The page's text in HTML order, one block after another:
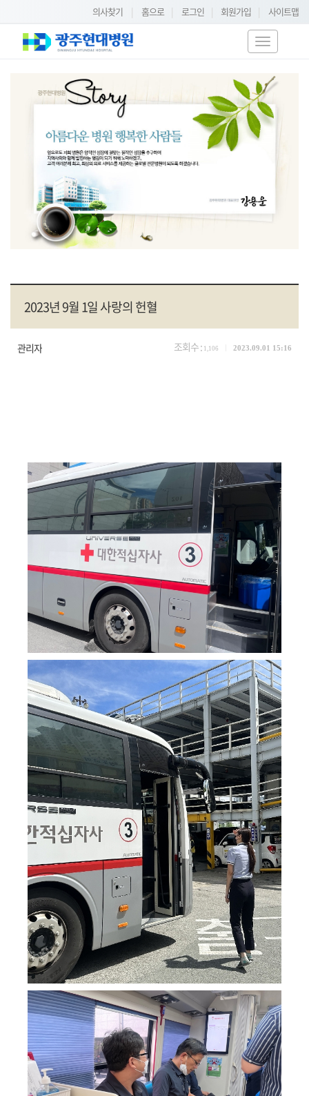
의사찾기 | 홈으로 | 로그인 | 회원가입 | 사이트맵
T
g
l
e
g
n
2023년 9월 1일 사랑의 헌혈
관리자 조회수 : 1,106 2023.09.01 15:16